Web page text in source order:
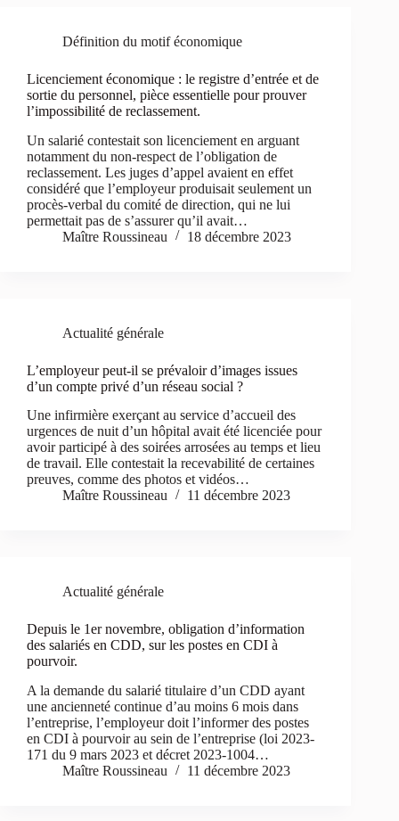
Définition du motif économique
Licenciement économique : le registre d’entrée et de
sortie du personnel, pièce essentielle pour prouver
l’impossibilité de reclassement.
Un salarié contestait son licenciement en arguant
notamment du non-respect de l’obligation de
reclassement. Les juges d’appel avaient en effet
considéré que l’employeur produisait seulement un
procès-verbal du comité de direction, qui ne lui
permettait pas de s’assurer qu’il avait…
Maître Roussineau
18 décembre 2023
Actualité générale
L’employeur peut-il se prévaloir d’images issues
d’un compte privé d’un réseau social ?
Une infirmière exerçant au service d’accueil des
urgences de nuit d’un hôpital avait été licenciée pour
avoir participé à des soirées arrosées au temps et lieu
de travail. Elle contestait la recevabilité de certaines
preuves, comme des photos et vidéos…
Maître Roussineau
11 décembre 2023
Actualité générale
Depuis le 1er novembre, obligation d’information
des salariés en CDD, sur les postes en CDI à
pourvoir.
A la demande du salarié titulaire d’un CDD ayant
une ancienneté continue d’au moins 6 mois dans
l’entreprise, l’employeur doit l’informer des postes
en CDI à pourvoir au sein de l’entreprise (loi 2023-
171 du 9 mars 2023 et décret 2023-1004…
Maître Roussineau
11 décembre 2023